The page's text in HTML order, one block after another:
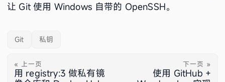
让 Git 使用 Windows 自带的 OpenSSH。
Git 私钥
« 上一页
用 registry:3 做私有镜
下一页 »
使用 GitHub +